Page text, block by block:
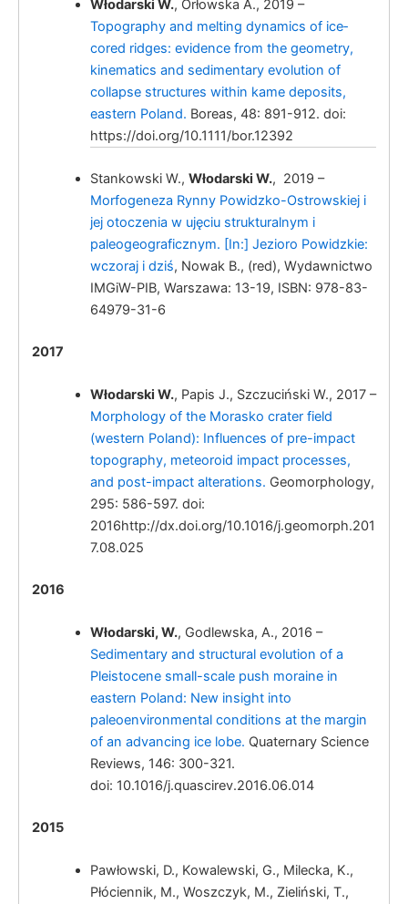
Włodarski, W.
Włodarski, W.
Włodarski, W.
Late Neogene activity
of the central part of the Carpathian
Foredeep, south Poland.
Włodarski, W.
Quaternary tectonic
activity of the central part of the Polish
Carpathian Foredeep, evidences from
archaeological open site at Brzezie near
Kraków.
Kinematic indicators of slip sense along faults
in loess deposits: a case study from fossil
Włodarski W., Orłowska A., 2019 –
Topography and melting dynamics of ice‐
cored ridges: evidence from the geometry,
kinematics and sedimentary evolution of
collapse structures within kame deposits,
eastern Poland. Boreas, 48: 891-912. doi:
https://doi.org/10.1111/bor.12392
Stankowski W., Włodarski W., 2019 –
Morfogeneza Rynny Powidzko-Ostrowskiej i
jej otoczenia w ujęciu strukturalnym i
paleogeograficznym. [In:] Jezioro Powidzkie:
wczoraj i dziś, Nowak B., (red), Wydawnictwo
IMGiW-PIB, Warszawa: 13-19, ISBN: 978-83-
64979-31-6
2017
Włodarski W., Papis J., Szczuciński W., 2017 –
Morphology of the Morasko crater field
(western Poland): Influences of pre-impact
topography, meteoroid impact processes,
and post-impact alterations. Geomorphology,
295: 586-597. doi:
2016http://dx.doi.org/10.1016/j.geomorph.201
7.08.025
2016
Włodarski, W., Godlewska, A., 2016 –
Sedimentary and structural evolution of a
Pleistocene small-scale push moraine in
eastern Poland: New insight into
paleoenvironmental conditions at the margin
of an advancing ice lobe. Quaternary Science
Reviews, 146: 300-321.
doi: 10.1016/j.quascirev.2016.06.014
2015
Pawłowski, D., Kowalewski, G., Milecka, K.,
Płóciennik, M., Woszczyk, M., Zieliński, T.,